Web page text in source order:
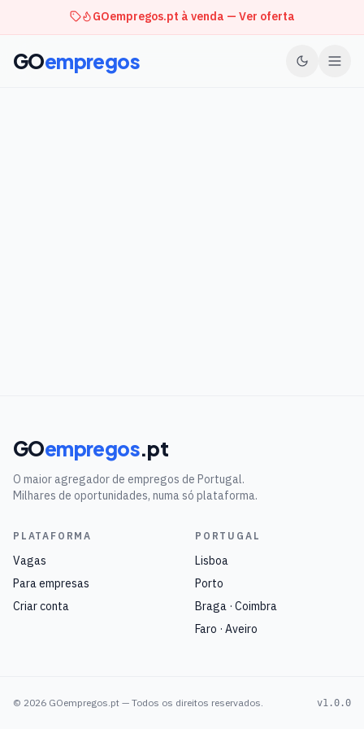
GOempregos.pt à venda — Ver oferta
GOempregos
GOempregos.pt
O maior agregador de empregos de Portugal.
Milhares de oportunidades, numa só plataforma.
PLATAFORMA
Vagas
Para empresas
Criar conta
PORTUGAL
Lisboa
Porto
Braga · Coimbra
Faro · Aveiro
© 2026 GOempregos.pt — Todos os direitos reservados. v1.0.0